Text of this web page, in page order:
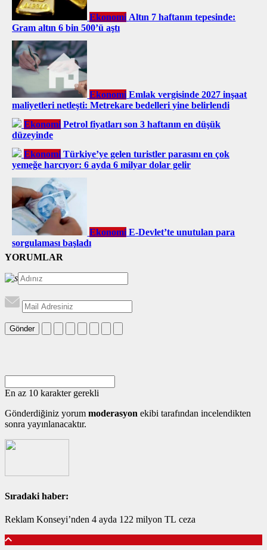
Ekonomi Altın 7 haftanın tepesinde:
Gram altın 6 bin 500’ü aştı
Ekonomi Emlak vergisinde 2027 inşaat
maliyetleri netleşti: Metrekare bedelleri yine belirlendi
Ekonomi Petrol fiyatları son 3 haftanın en düşük
düzeyinde
Ekonomi Türkiye’ye gelen turistler parasını en çok
yemeğe harcıyor: 6 ayda 6 milyar dolar gelir
Ekonomi E-Devlet’te unutulan para
sorgulaması başladı
YORUMLAR
Gönder
En az 10 karakter gerekli
Gönderdiğiniz yorum moderasyon ekibi tarafından incelendikten
sonra yayınlanacaktır.
Sıradaki haber:
Reklam Konseyi’nden 4 ayda 122 milyon TL ceza